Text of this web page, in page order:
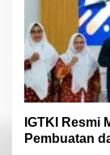
IGTKI Resmi
Pembuatan